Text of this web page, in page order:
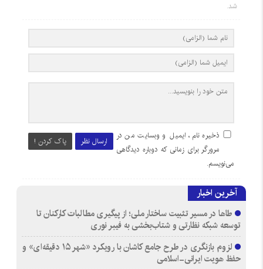
شد.
ارسال نظر پاک کردن !
ذخیره نام، ایمیل و وبسایت من در
مرورگر برای زمانی که دوباره دیدگاهی
می‌نویسم.
آخرین اخبار
طاها در مسیر تثبیت ساختار ملی؛ از پیگیری مطالبات کارکنان تا
توسعه شبکه نظارتی و شتاب‌بخشی به فیبر نوری
لزوم بازنگری در طرح جامع کاشان با رویکرد «شهر ۱۵ دقیقه‌ای» و
حفظ هویت ایرانی-اسلامی